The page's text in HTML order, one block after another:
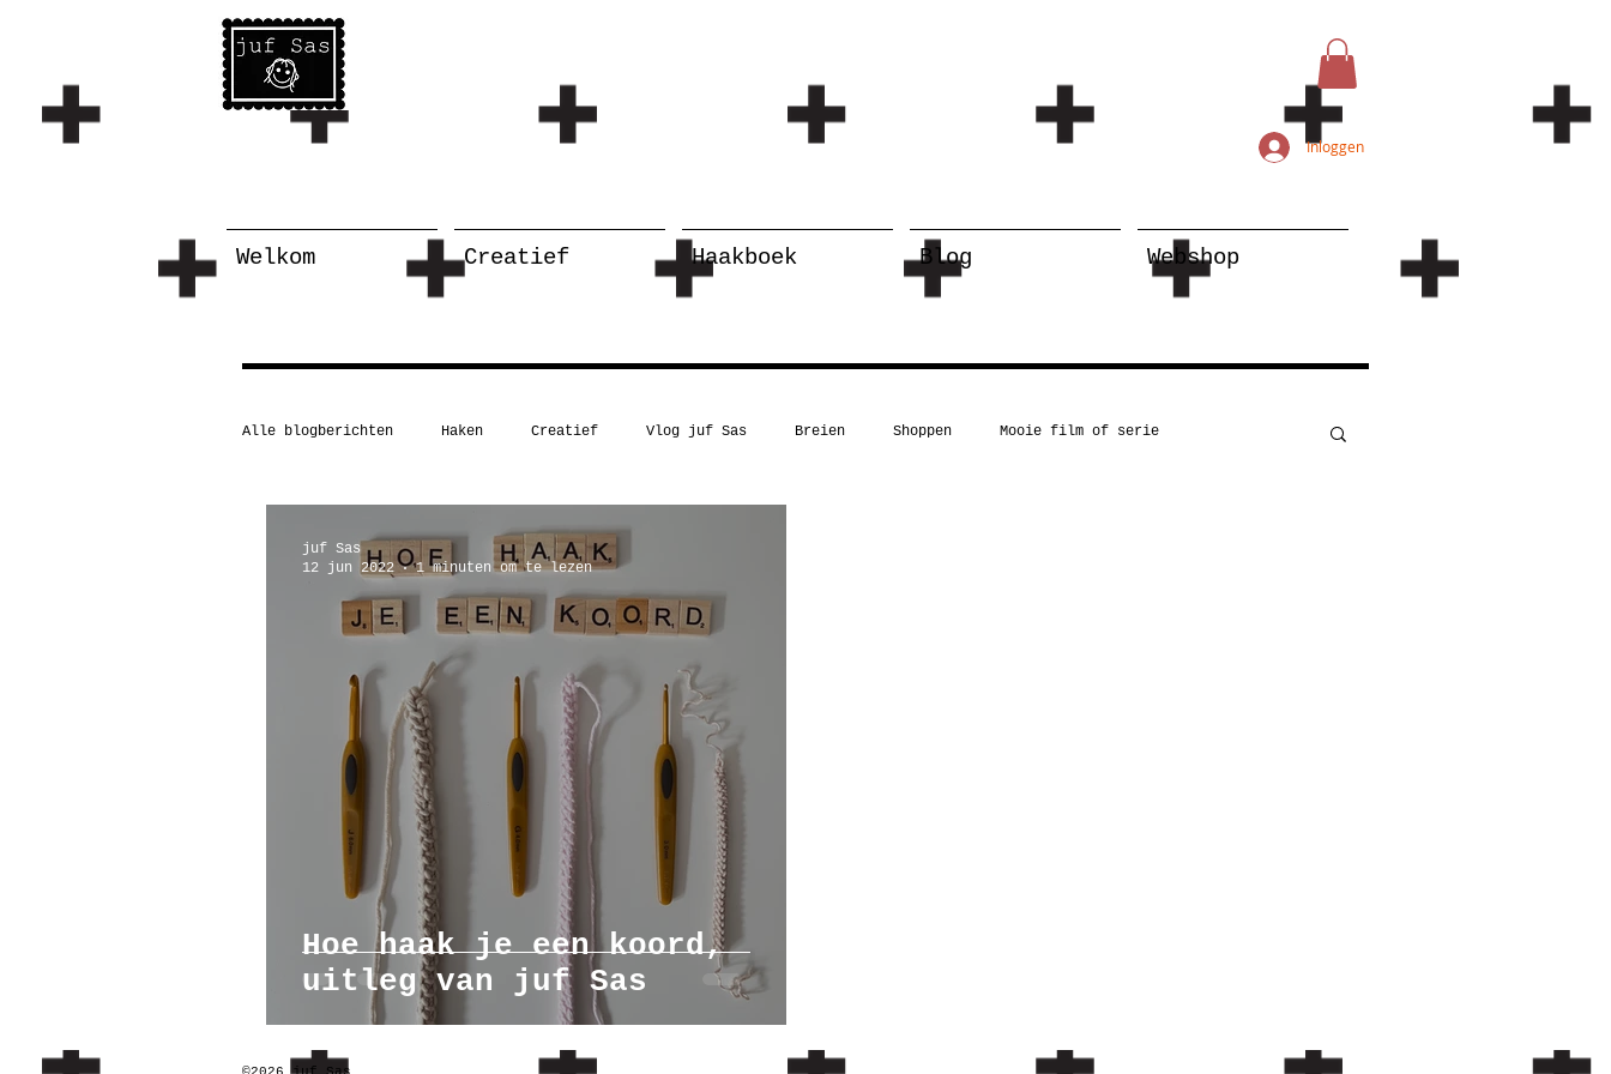
Inloggen
Welkom Creatief Haakboek Blog Webshop
Alle blogberichten Haken Creatief Vlog juf Sas Breien Shoppen Mooie film of serie
Kerst
Poppenhuis Reizen Armbanden workshop
Hoe haak je een koord,
uitleg van juf Sas
juf Sas
12 jun 2022
1 minuten om te lezen